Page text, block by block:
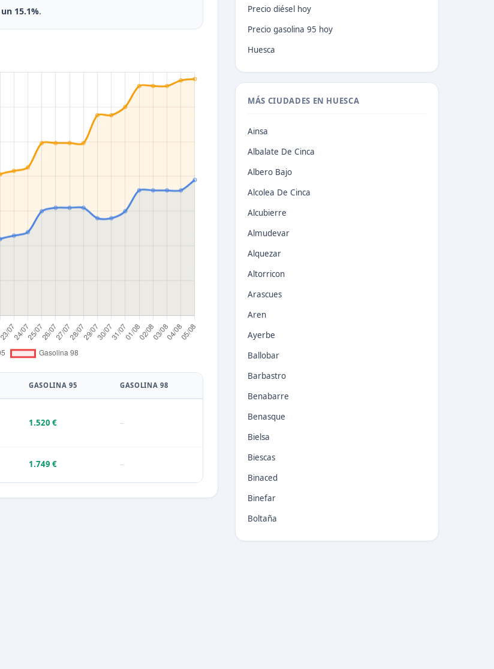
15.1%.
GASOLINA 95 GASOLINA 98
1.520 € –
1.749 € –
Precio diésel hoy
Precio gasolina 95 hoy
Huesca
MÁS CIUDADES EN HUESCA
Ainsa
Albalate De Cinca
Albero Bajo
Alcolea De Cinca
Alcubierre
Almudevar
Alquezar
Altorricon
Arascues
Aren
Ayerbe
Ballobar
Barbastro
Benabarre
Benasque
Bielsa
Biescas
Binaced
Binefar
Boltaña